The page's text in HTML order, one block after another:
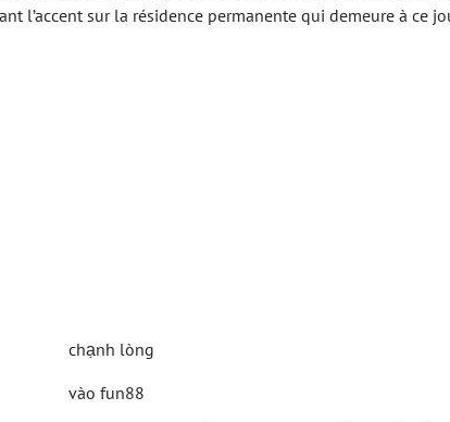
l’accent sur la résidence permanente qui demeure à ce
chạnh lòng
vào fun88